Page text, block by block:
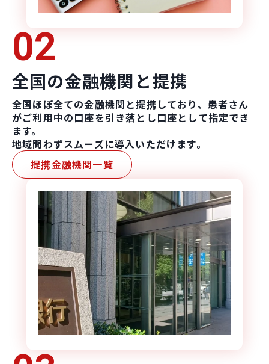
02
全国の金融機関と提携
全国ほぼ全ての金融機関と提携しており、患者さん
がご利用中の口座を引き落とし口座として指定でき
ます。
地域問わずスムーズに導入いただけます。
提携金融機関一覧